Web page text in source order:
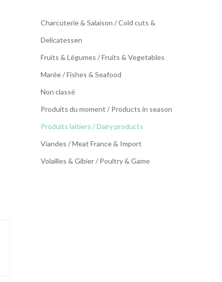
Charcuterie & Salaison / Cold cuts &
Delicatessen
Fruits & Légumes / Fruits & Vegetables
Marée / Fishes & Seafood
Non classé
Produits du moment / Products in season
Produits laitiers / Dairy products
Viandes / Meat France & Import
Volailles & Gibier / Poultry & Game